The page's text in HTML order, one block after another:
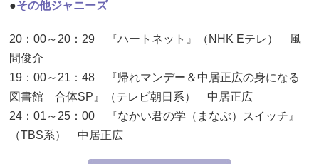
●その他ジャニーズ
20：00～20：29 『ハートネット』（NHK Eテレ） 風
間俊介
19：00～21：48 『帰れマンデー＆中居正広の身になる
図書館 合体SP』（テレビ朝日系） 中居正広
24：01～25：00 『なかい君の学（まなぶ）スイッチ』
（TBS系） 中居正広